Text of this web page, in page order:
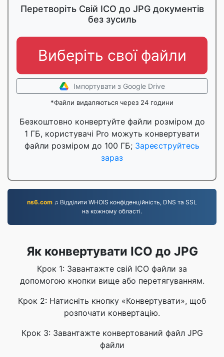
Перетворіть Свій ICO до JPG документів
без зусиль
Виберіть свої файли
Імпортувати з Google Drive
*Файли видаляються через 24 години
Безкоштовно конвертуйте файли розміром до
1 ГБ, користувачі Pro можуть конвертувати
файли розміром до 100 ГБ; Зареєструйтесь
зараз
ns6.com ♫ Відділити WHOIS конфіденційність, DNS та SSL
на кожному області.
Як конвертувати ICO до JPG
Крок 1: Завантажте свій ICO файли за
допомогою кнопки вище або перетягуванням.
Крок 2: Натисніть кнопку «Конвертувати», щоб
розпочати конвертацію.
Крок 3: Завантажте конвертований файл JPG
файли